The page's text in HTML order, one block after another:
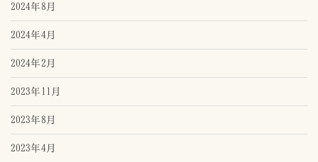
2024年8月
2024年4月
2024年2月
2023年11月
2023年8月
2023年4月